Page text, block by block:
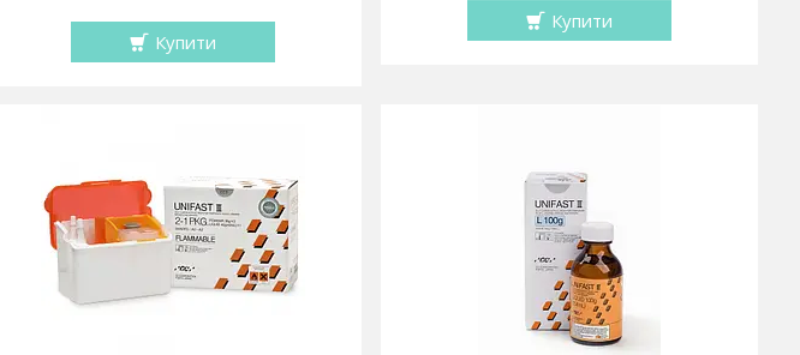
Купити
Купити